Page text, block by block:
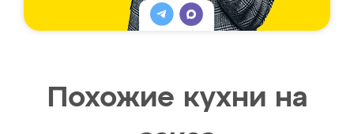
Похожие кухни на